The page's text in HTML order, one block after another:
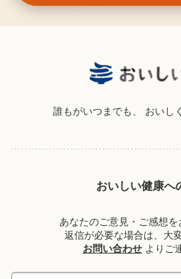
誰もがいつまでも、 おいし
おいしい健康へ
あなたのご意見・ご感想
返信が必要な場合は、大
お問い合わせ よりご